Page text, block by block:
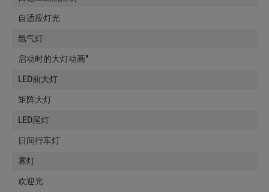
自适应灯光
氙气灯
启动时的大灯动画"
LED前大灯
矩阵大灯
LED尾灯
日间行车灯
雾灯
欢迎光